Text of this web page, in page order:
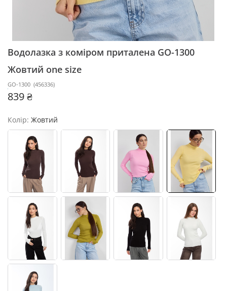
Водолазка з коміром приталена GO-1300
Жовтий one size
GO-1300 (456336)
839 ₴
Колір: Жовтий